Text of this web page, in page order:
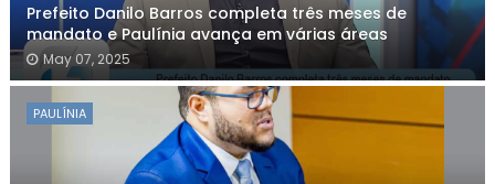
Prefeito Danilo Barros completa três meses de
mandato e Paulínia avança em várias áreas
May 07, 2025
PAULÍNIA